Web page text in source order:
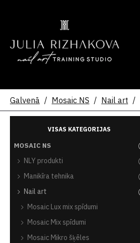
Galvenā Mosaic NS Nail art
VISAS KATEGORIJAS
MOSAIC NS
NLY produkti
Manikīra tehnika
Nail art
Mosaic Lux mix spīdumi
Mosaic Mix spīdumi
Mosaic Mikro šķēles